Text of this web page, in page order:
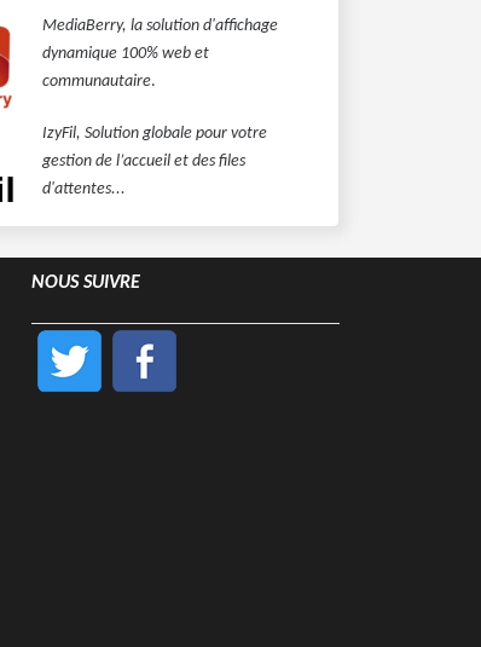
MediaBerry, la solution d'affichage
dynamique 100% web et
communautaire.
IzyFil, Solution globale pour votre
gestion de l’accueil et des files
d'attentes...
NOUS SUIVRE